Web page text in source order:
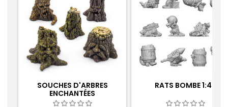
SOUCHES D'ARBRES
ENCHANTÉES
RATS BOMBE 1:48